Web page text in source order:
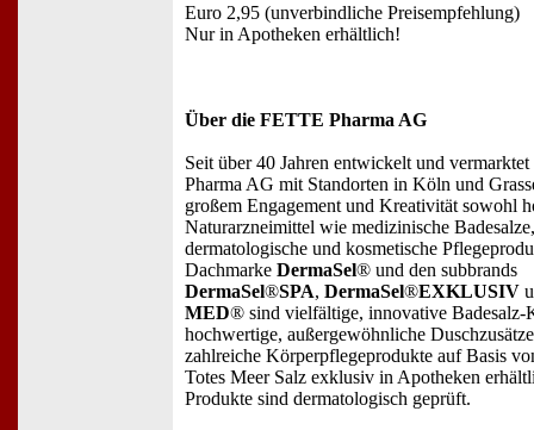
Euro 2,95 (unverbindliche Preisempfehlung)
Nur in Apotheken erhältlich!
Über die FETTE Pharma AG
Seit über 40 Jahren entwickelt und
Pharma AG mit Standorten in Köln und
großem Engagement und Kreativität sowohl
Naturarzneimittel wie medizinische
dermatologische und kosmetische
Dachmarke DermaSel® und den subbrands
DermaSel®SPA, DermaSel®EXKLUSIV
MED® sind vielfältige, innovative Badesalz-
hochwertige, außergewöhnliche
zahlreiche Körperpflegeprodukte auf Basis
Totes Meer Salz exklusiv in Apotheken
Produkte sind dermatologisch geprüft.